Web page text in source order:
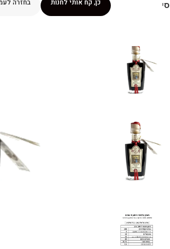
כן, קח אותי לחנות בחזרה שלי מתכוניםמנוי ״אליטה פלוס״חנות